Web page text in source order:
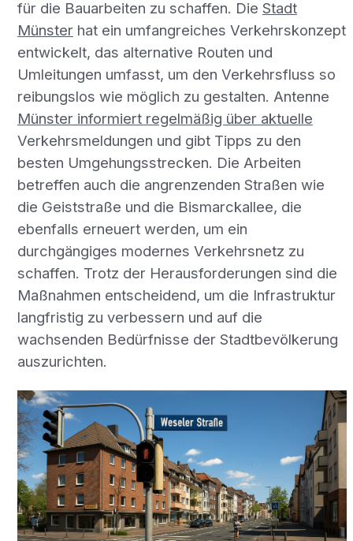
für die Bauarbeiten zu schaffen. Die Stadt
Münsterhat ein umfangreiches Verkehrskonzept
entwickelt, das alternative Routen und
Umleitungen umfasst, um den Verkehrsfluss so
reibungslos wie möglich zu gestalten. Antenne
Münster informiert regelmäßig über aktuelle
Verkehrsmeldungen und gibt Tipps zu den
besten Umgehungsstrecken. Die Arbeiten
betreffen auch die angrenzenden Straßen wie
die Geiststraße und die Bismarckallee, die
ebenfalls erneuert werden, um ein
durchgängiges modernes Verkehrsnetz zu
schaffen. Trotz der Herausforderungen sind die
Maßnahmen entscheidend, um die Infrastruktur
langfristig zu verbessern und auf die
wachsenden Bedürfnisse der Stadtbevölkerung
auszurichten.